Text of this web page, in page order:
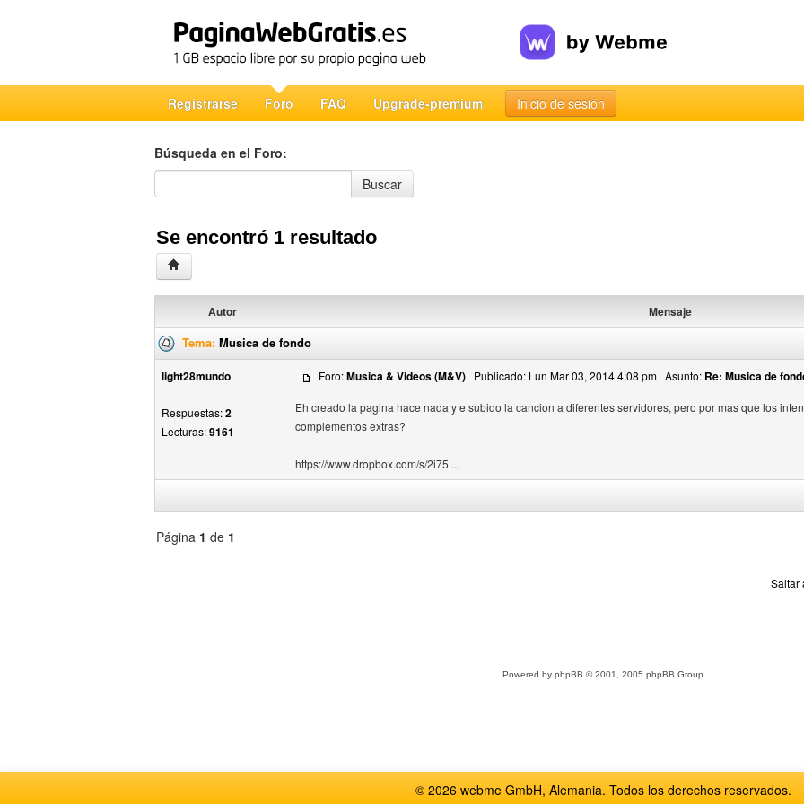
Registrarse Foro FAQ Upgrade-premium Inicio de sesión
Búsqueda en el Foro:
Búsqueda en el Foro
Buscar
Se encontró 1 resultado
Autor Mensaje
Tema: Musica de fondo
light28mundo
Respuestas:2
Lecturas:9161
Foro:Musica & Videos (M&V) Publicado: Lun Mar 03, 2014 4:08 pm Asunto: Re: Musica de
Eh creado la pagina hace nada y e subido la cancion a diferentes servidores, pero por mas que los
complementos extras?
https://www.dropbox.com/s/2i75 ...
Página 1 de 1
Saltar
Powered by phpBB © 2001, 2005 phpBB Group
© 2026 webme GmbH, Alemania. Todos los derechos reservados.